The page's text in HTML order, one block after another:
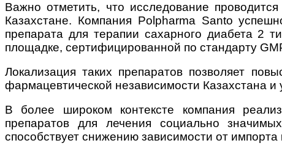
Важно отметить, что исследование
Казахстане. Компания Polpharma Santo
препарата для терапии сахарного диабета 2
площадке, сертифицированной по стандарту
Локализация таких препаратов позволяет
фармацевтической независимости Казахстана
В более широком контексте компания
препаратов для лечения социально
способствует снижению зависимости от